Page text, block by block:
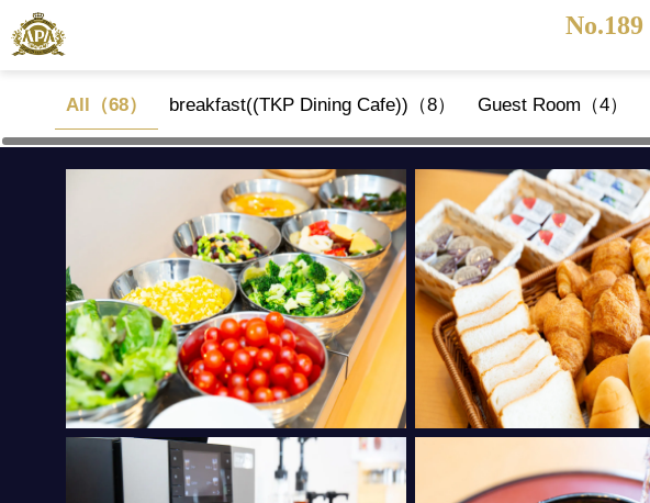
No.189
All（68） breakfast((TKP Dining Cafe))（8） Guest Room（4）